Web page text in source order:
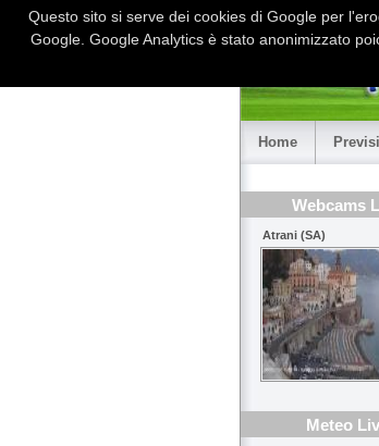
Home
Webcams
Atrani (SA)
Meteo
Questo sito si serve dei cookies di Google per
Google. Google Analytics è stato anonimizzato